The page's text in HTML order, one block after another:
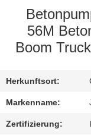
ÜBER
UNS
AUSFLUG
56M
Boom
Herkunftsort:
Markenname:
Zertifizierung: